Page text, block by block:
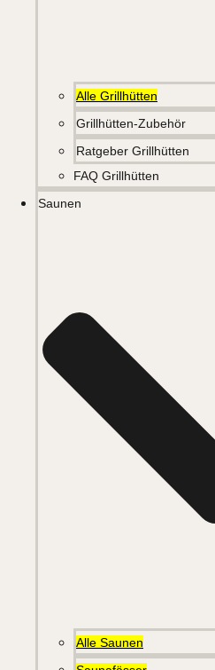
Alle Grillhütten
Grillhütten-Zubehör
Ratgeber Grillhütten
FAQ Grillhütten
Saunen
Alle Saunen